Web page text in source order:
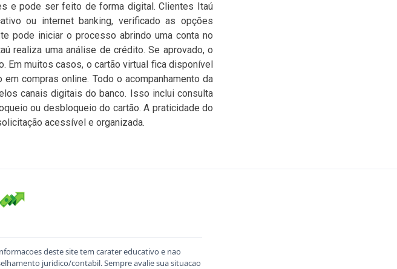
e pode ser feito de forma digital. Clientes Itaú
ou internet banking, verificado as opções
pode iniciar o processo abrindo uma conta no
realiza uma análise de crédito. Se aprovado, o
Em muitos casos, o cartão virtual fica disponível
compras online. Todo o acompanhamento da
canais digitais do banco. Isso inclui consulta
ou desbloqueio do cartão. A praticidade do
acessível e organizada.
deste site tem carater educativo e nao
juridico/contabil. Sempre avalie sua situacao